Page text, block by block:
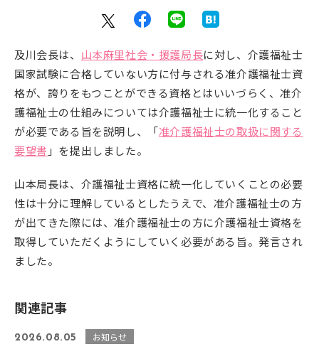
及川会長は、 山本麻里社会・援護局長に対し、介護福祉士
国家試験に合格していない方に付与される准介護福祉士資
格が、誇りをもつことができる資格とはいいづらく、准介
護福祉士の仕組みについては介護福祉士に統一化すること
が必要である旨を説明し、「准介護福祉士の取扱に関する
要望書 」を提出しました。
山本局長は、介護福祉士資格に統一化していくことの必要
性は十分に理解しているとしたうえで、准介護福祉士の方
が出てきた際には、准介護福祉士の方に介護福祉士資格を
取得していただくようにしていく必要がある旨。発言され
ました。
関連記事
2026.08.05 お知らせ